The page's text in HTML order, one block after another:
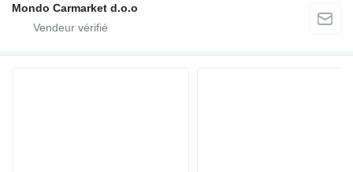
Mondo Carmarket d.o.o